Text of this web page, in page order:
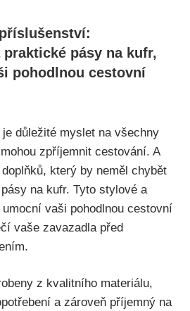
praktické pásy na kufr,
pohodlnou cestovní
důležité myslet na všechny
zpříjemnit⁤ cestování. A
který ⁣by neměl chybět
na kufr. Tyto stylové a
vaši pohodlnou cestovní
vaše zavazadla před
z kvalitního materiálu,
a zároveň příjemný⁣ na